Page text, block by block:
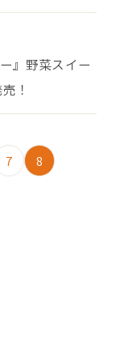
』野菜スイー
！
7 8